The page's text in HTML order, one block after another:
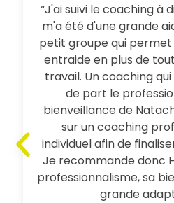
“J'ai suivi le coaching à
m'a été d'une grande
petit groupe qui
entraide en plus de
travail. Un coaching
de part le
bienveillance de
sur un coaching
individuel afin de
Je recommande donc
professionnalisme, sa
grande